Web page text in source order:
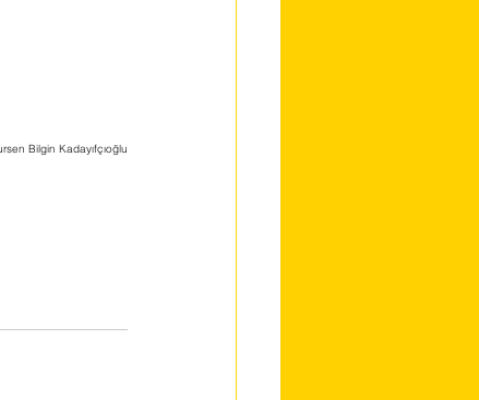
Bilgin Kadayıfçıoğlu